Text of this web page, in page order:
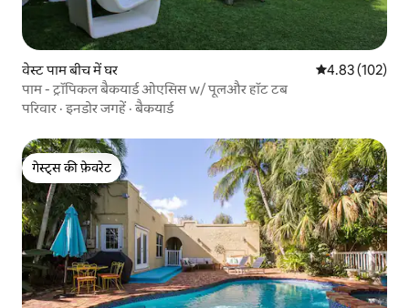
वेस्ट पाम बीच में घर औसत रेटिंग 5 में से
4.83 (102)
पाम - ट्रॉपिकल बैकयार्ड ओएसिस w/ पूलऔर हॉट टब
परिवार ·इनडोर जगहें ·बैकयार्ड
गेस्ट्स की फ़ेवरेट
गेस्ट्स की फ़ेवरेट